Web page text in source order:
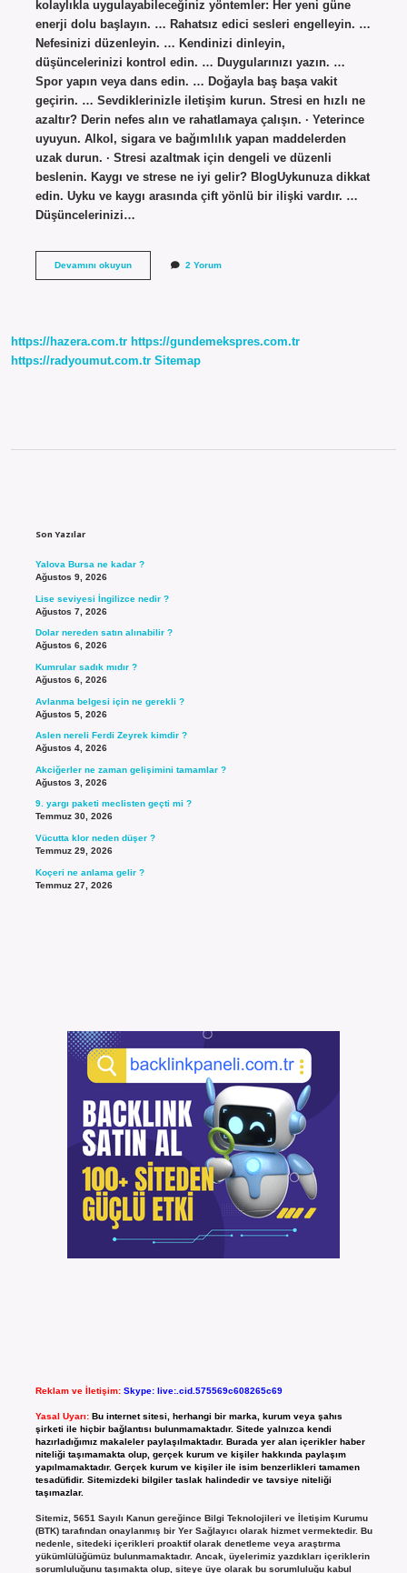
kolaylıkla uygulayabileceğiniz yöntemler: Her yeni güne
enerji dolu başlayın. … Rahatsız edici sesleri engelleyin. …
Nefesinizi düzenleyin. … Kendinizi dinleyin,
düşüncelerinizi kontrol edin. … Duygularınızı yazın. …
Spor yapın veya dans edin. … Doğayla baş başa vakit
geçirin. … Sevdiklerinizle iletişim kurun. Stresi en hızlı ne
azaltır? Derin nefes alın ve rahatlamaya çalışın. · Yeterince
uyuyun. Alkol, sigara ve bağımlılık yapan maddelerden
uzak durun. · Stresi azaltmak için dengeli ve düzenli
beslenin. Kaygı ve strese ne iyi gelir? BlogUykunuza dikkat
edin. Uyku ve kaygı arasında çift yönlü bir ilişki vardır. …
Düşüncelerinizi…
Devamını okuyunAşırı
2 Yorum
https://hazera.com.tr https://gundemekspres.com.tr
https://radyoumut.com.tr Sitemap
Son Yazılar
Yalova Bursa ne kadar ?
Ağustos 9, 2026
Lise seviyesi İngilizce nedir ?
Ağustos 7, 2026
Dolar nereden satın alınabilir ?
Ağustos 6, 2026
Kumrular sadık mıdır ?
Ağustos 6, 2026
Avlanma belgesi için ne gerekli ?
Ağustos 5, 2026
Aslen nereli Ferdi Zeyrek kimdir ?
Ağustos 4, 2026
Akciğerler ne zaman gelişimini tamamlar ?
Ağustos 3, 2026
9. yargı paketi meclisten geçti mi ?
Temmuz 30, 2026
Vücutta klor neden düşer ?
Temmuz 29, 2026
Koçeri ne anlama gelir ?
Temmuz 27, 2026
Reklam ve İletişim: Skype: live:.cid.575569c608265c69
Yasal Uyarı: Bu internet sitesi, herhangi bir marka, kurum veya şahıs
şirketi ile hiçbir bağlantısı bulunmamaktadır. Sitede yalnızca kendi
hazırladığımız makaleler paylaşılmaktadır. Burada yer alan içerikler haber
niteliği taşımamakta olup, gerçek kurum ve kişiler hakkında paylaşım
yapılmamaktadır. Gerçek kurum ve kişiler ile isim benzerlikleri tamamen
tesadüfidir. Sitemizdeki bilgiler taslak halindedir ve tavsiye niteliği
taşımazlar.
Sitemiz, 5651 Sayılı Kanun gereğince Bilgi Teknolojileri ve İletişim Kurumu
(BTK) tarafından onaylanmış bir Yer Sağlayıcı olarak hizmet vermektedir. Bu
nedenle, sitedeki içerikleri proaktif olarak denetleme veya araştırma
yükümlülüğümüz bulunmamaktadır. Ancak, üyelerimiz yazdıkları içeriklerin
sorumluluğunu taşımakta olup, siteye üye olarak bu sorumluluğu kabul